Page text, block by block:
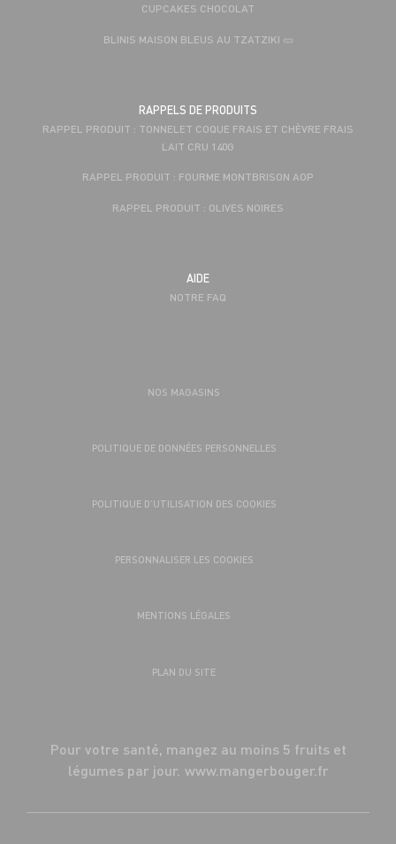
CUPCAKES CHOCOLAT
BLINIS MAISON BLEUS AU TZATZIKI 🥒
RAPPELS DE PRODUITS
RAPPEL PRODUIT : TONNELET COQUE FRAIS ET CHÈVRE FRAIS
LAIT CRU 140G
RAPPEL PRODUIT : FOURME MONTBRISON AOP
RAPPEL PRODUIT : OLIVES NOIRES
AIDE
NOTRE FAQ
NOS MAGASINS
POLITIQUE DE DONNÉES PERSONNELLES
POLITIQUE D’UTILISATION DES COOKIES
PERSONNALISER LES COOKIES
MENTIONS LÉGALES
PLAN DU SITE
Pour votre santé, mangez au moins 5 fruits et
légumes par jour. www.mangerbouger.fr